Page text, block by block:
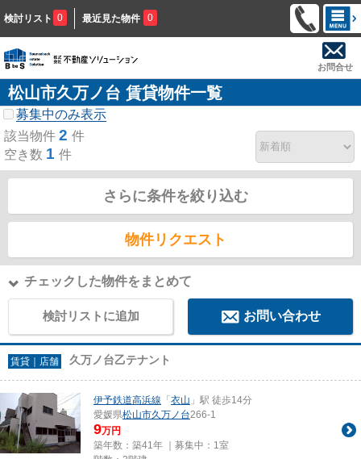
検討リスト 0 最近見た物件 0
お問合せ
松山市久万ノ台 賃貸物件一覧
募集中のみ表示
該当物件 2 件
空き数 1 件
さらに条件を絞り込む
物件リクエスト
チェックした物件をまとめて
検討リストに追加 お問い合わせ
賃貸｜店舗 久万ノ台乙テナント
伊予鉄道高浜線 「 衣山 」駅 徒歩14分
愛媛県松山市久万ノ台266-1
9万円
築年数：築41年 ｜募集中： 1室